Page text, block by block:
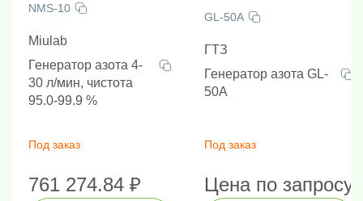
NMS-10
Miulab
Генератор азота 4-
30 л/мин, чистота
95.0-99.9 %
Под заказ
761 274.84 ₽
GL-50A
ГТЗ
Генератор азота GL-
50A
Под заказ
Цена по запросу